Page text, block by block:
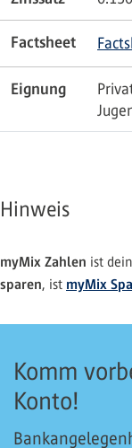
Factsheet
Eignung
Hinweis
myMix Zahlen ist
sparen, ist myMix
Komm
Konto!